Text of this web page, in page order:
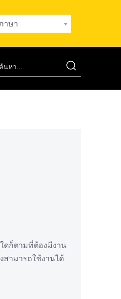
าษา
ดก็ตามที่ต้องมีงาน
สามารถใช้งานได้